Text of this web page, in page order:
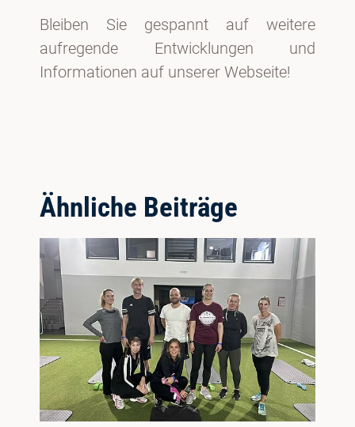
Bleiben Sie gespannt auf weitere
aufregende Entwicklungen und
Informationen auf unserer Webseite!
Ähnliche Beiträge